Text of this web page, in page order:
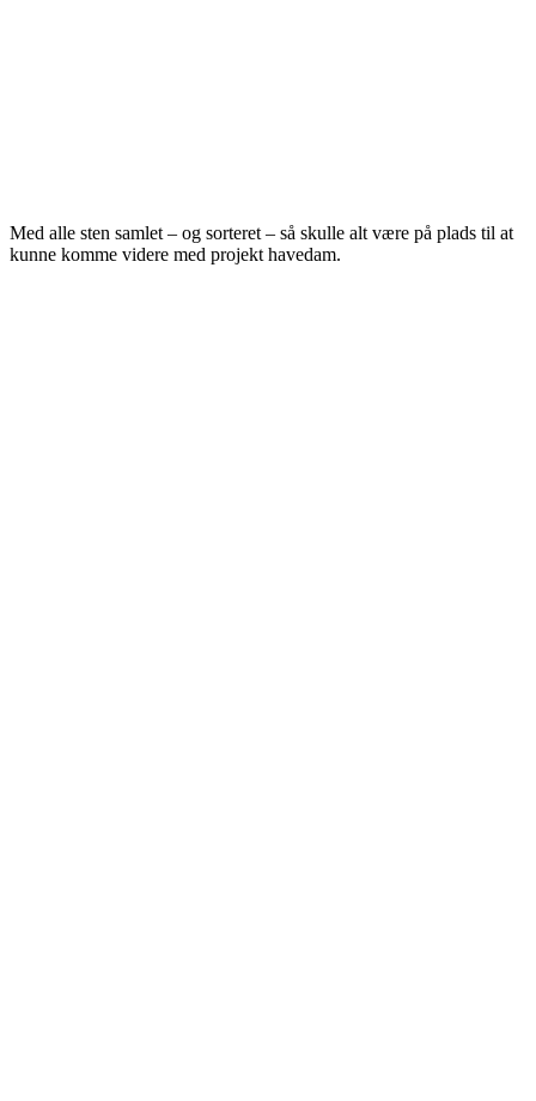
Med alle sten samlet – og sorteret – så skulle alt være på plads til at
kunne komme videre med projekt havedam.